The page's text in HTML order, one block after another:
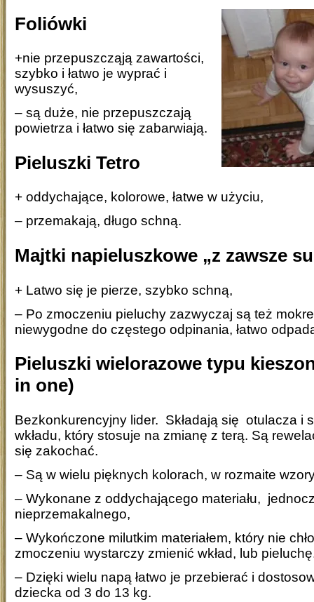
Foliówki
+nie przepuszcząją zawartości,
szybko i łatwo je wyprać i
wysuszyć,
– są duże, nie przepuszczają
powietrza i łatwo się zabarwiają.
Pieluszki Tetro
+ oddychające, kolorowe, łatwe w użyciu,
– przemakają, długo schną.
Majtki napieluszkowe „z zawsze
+ Latwo się je pierze, szybko schną,
– Po zmoczeniu pieluchy zazwyczaj są też
niewygodne do częstego odpinania, łatwo
Pieluszki wielorazowe typu
in one)
Bezkonkurencyjny lider. Składają się otulacza i
wkładu, który stosuje na zmianę z terą. Są
się zakochać.
– Są w wielu pięknych kolorach, w rozmaite
– Wykonane z oddychającego materiału,
nieprzemakalnego,
– Wykończone milutkim materiałem, który nie
zmoczeniu wystarczy zmienić wkład, lub
– Dzięki wielu napą łatwo je przebierać i
dziecka od 3 do 13 kg.